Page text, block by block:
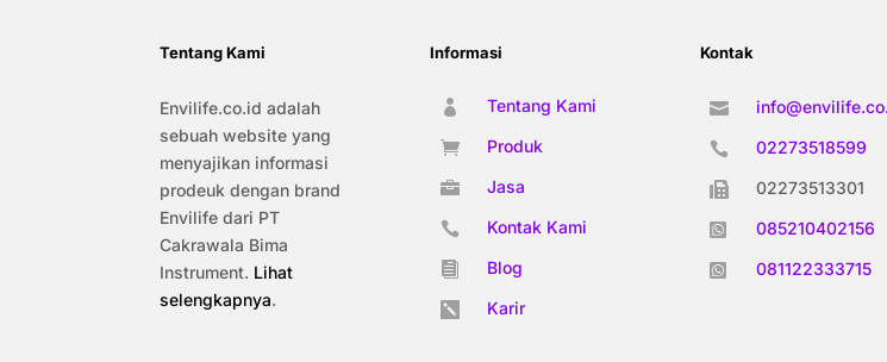
Tentang Kami
Envilife.co.id adalah
sebuah website yang
menyajikan informasi
prodeuk dengan brand
Envilife dari PT
Cakrawala Bima
Instrument. Lihat
selengkapnya.
Informasi
 Tentang Kami
 Produk
 Jasa
 Kontak Kami
 Blog
 Karir
Kontak

 02273518599
 02273513301
 085210402156
 081122333715